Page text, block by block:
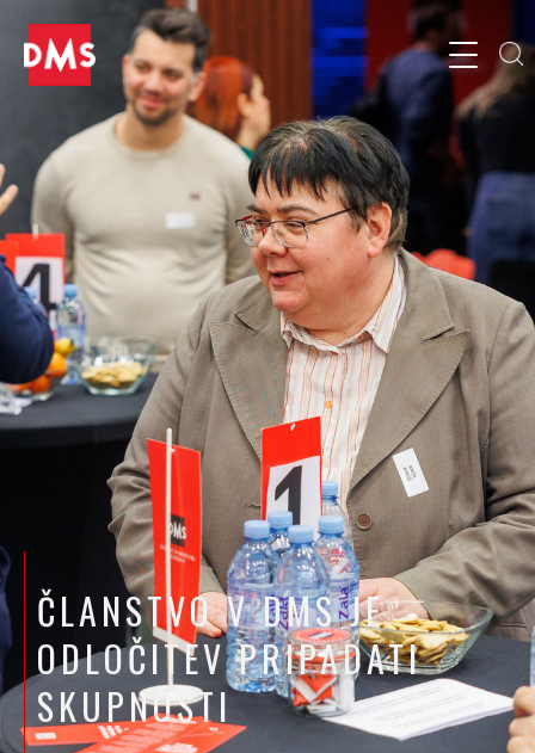
ČLANSTVO V DMS JE
ODLOČITEV PRIPADATI
SKUPNOSTI